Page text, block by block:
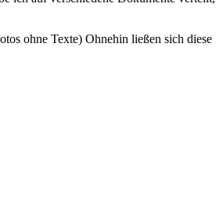
ohne Texte) Ohnehin ließen sich diese